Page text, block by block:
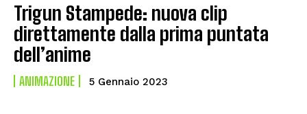
Trigun Stampede: nuova clip
direttamente dalla prima puntata
dell’anime
ANIMAZIONE 5 Gennaio 2023